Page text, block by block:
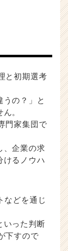
と初期選考
うの？」と
。
門家集団で
、企業の求
けるノウハ
などを通じ
いった判断
下すので